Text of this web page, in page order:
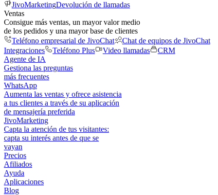
JivoMarketingDevolución de llamadas
Ventas
Consigue más ventas, un mayor valor medio
de los pedidos y una mayor base de clientes
Teléfono empresarial de JivoChat
Chat de equipos de JivoChat
Integraciones
Teléfono Plus Video llamadas
CRM
Agente de IA
Gestiona las preguntas
más frecuentes
WhatsApp
Aumenta las ventas y ofrece asistencia
a tus clientes a través de su aplicación
de mensajería preferida
JivoMarketing
Capta la atención de tus visitantes:
capta su interés antes de que se
vayan
Precios
Afiliados
Ayuda
Aplicaciones
Blog